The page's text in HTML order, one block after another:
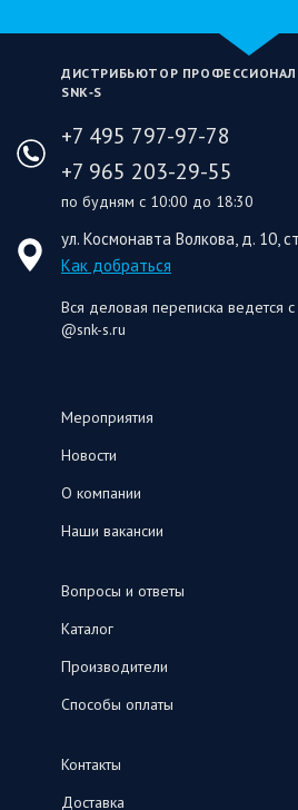
ДИСТРИБЬЮТОР
SNK‑S
+7 495 797-97-78
+7 965 203-29-55
по будням с 10:00 до 18:30
ул. Космонавта Волкова, д. 10,
Как добраться
Вся деловая переписка ведется
@snk-s.ru
Мероприятия
Новости
О компании
Наши вакансии
Вопросы и ответы
Каталог
Производители
Способы оплаты
Контакты
Доставка